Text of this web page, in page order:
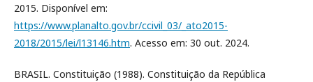
2015. Disponível em:
https://www.planalto.gov.br/ccivil_03/_ato2015-
2018/2015/lei/l13146.htm. Acesso em: 30 out. 2024.
BRASIL. Constituição (1988). Constituição da República